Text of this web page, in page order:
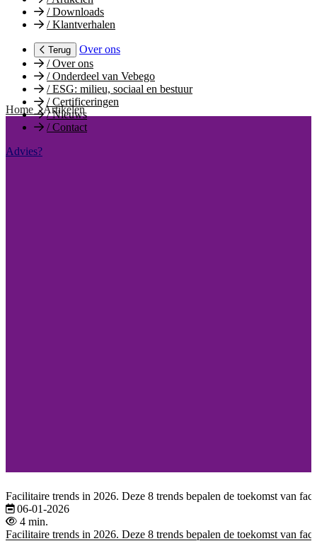
/Downloads
/Klantverhalen
Terug
Over ons
/Over ons
/Onderdeel van Vebego
/ESG: milieu, sociaal en bestuur
/Certificeringen
/Nieuws
/Contact
Advies?
Home Artikelen
Facilitaire trends in 2026. Deze 8 trends bepalen de toekomst van
06-01-2026
4 min.
Facilitaire trends in 2026. Deze 8 trends bepalen de toekomst van